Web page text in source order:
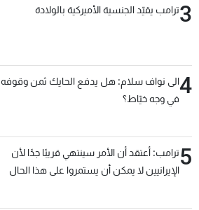
3ترامب يقيّد الجنسية الأميركية بالولادة
4الى نواف سلام: هل يدفع الحايك ثمن وقوفه
في وجه خيّاط؟
5ترامب: أعتقد أن الأمر سينتهي قريبًا جدًا لأن
الإيرانيين لا يمكن أن يستمروا على هذا الحال